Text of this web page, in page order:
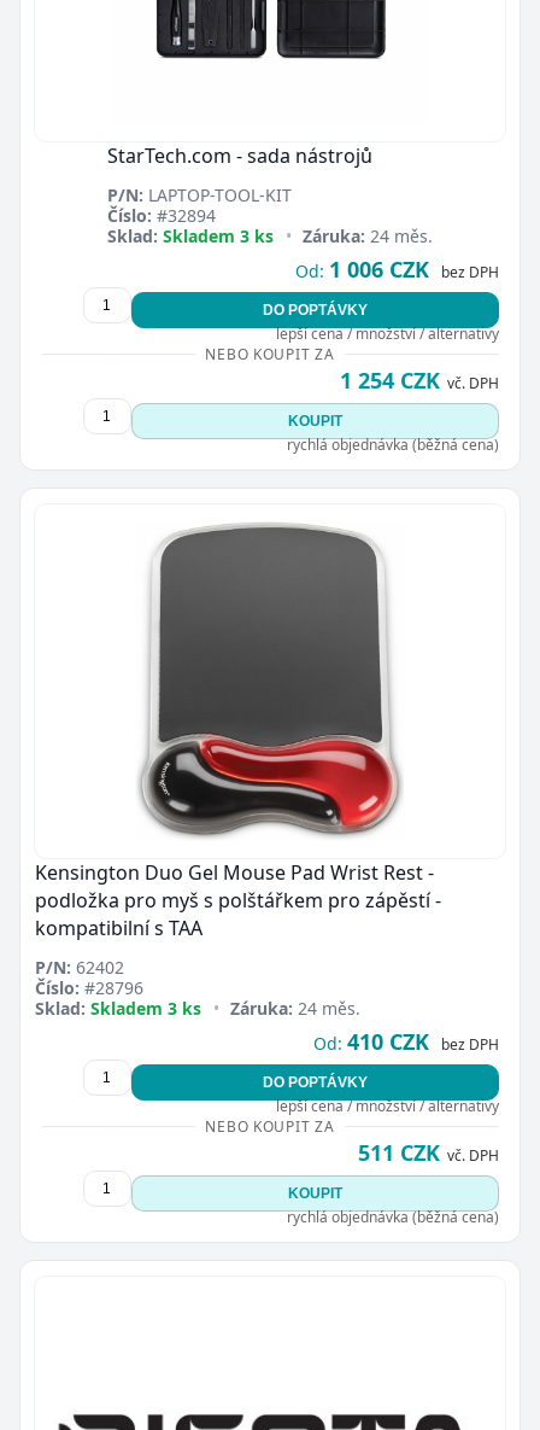
StarTech.com - sada nástrojů
P/N: LAPTOP-TOOL-KIT
Číslo: #32894
Sklad: Skladem 3 ks • Záruka: 24 měs.
Od: 1 006 CZK bez DPH
DO POPTÁVKY
lepší cena / množství / alternativy
NEBO KOUPIT ZA
1 254 CZK vč. DPH
KOUPIT
rychlá objednávka (běžná cena)
Kensington Duo Gel Mouse Pad Wrist Rest -
podložka pro myš s polštářkem pro zápěstí -
kompatibilní s TAA
P/N: 62402
Číslo: #28796
Sklad: Skladem 3 ks • Záruka: 24 měs.
Od: 410 CZK bez DPH
DO POPTÁVKY
lepší cena / množství / alternativy
NEBO KOUPIT ZA
511 CZK vč. DPH
KOUPIT
rychlá objednávka (běžná cena)